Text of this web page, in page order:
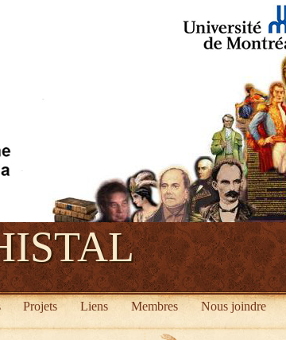
Projets Liens Membres Nous joindre